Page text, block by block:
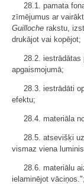
28.1. pamata
zīmējumus ar
Guilloche rakstu,
drukājot vai kopējot;
28.2.
apgaismojumā;
28.3. iestrādāti
efektu;
28.4. materiāla
28.5. atsevišķi
vismaz viena
28.6. materiālu
ielaminējot vāciņos.";